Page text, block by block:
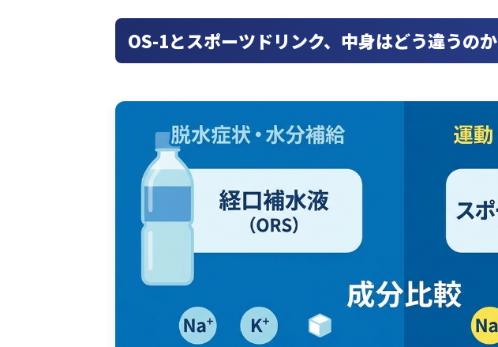
OS-1とスポーツドリンク、中身はどう違うのか